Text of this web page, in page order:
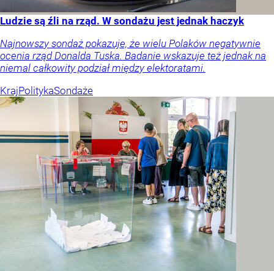
Ludzie są źli na rząd. W sondażu jest jednak haczyk
Najnowszy sondaż pokazuje, że wielu Polaków negatywnie
ocenia rząd Donalda Tuska. Badanie wskazuje też jednak na
niemal całkowity podział między elektoratami.
KrajPolitykaSondaże